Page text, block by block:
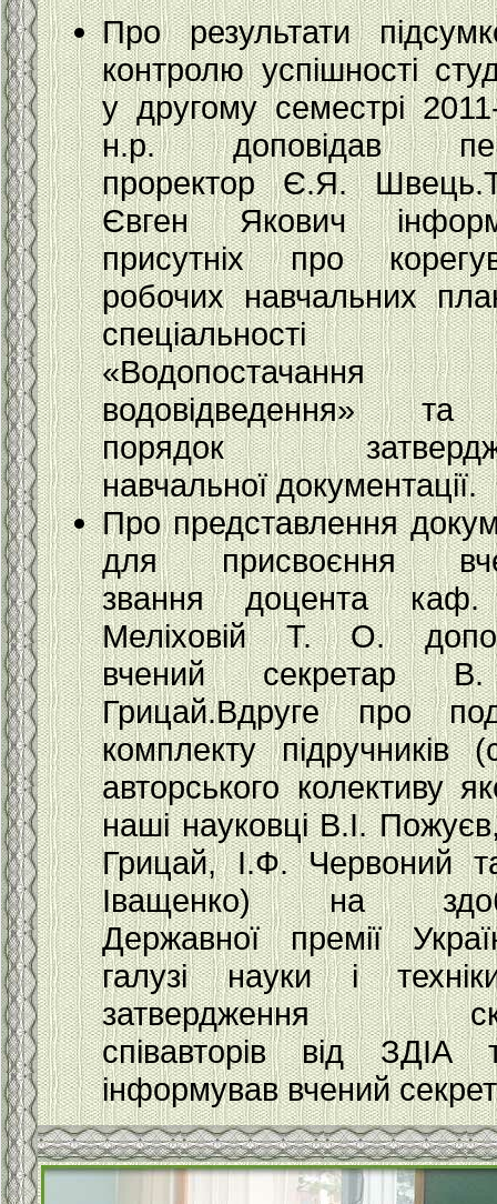
Про результати
контролю успішності
у другому семестрі
н.р. доповідав
проректор Є.Я.
Євген Якович
присутніх про
робочих навчальних
спеціальності
водовідведення»
порядок
навчальної документації.
Про представлення
для присвоєння
звання доцента
Меліховій Т. О.
вчений секретар
Грицай.Вдруге про
комплекту підручників
авторського колективу
наші науковці В.І.
Грицай, І.Ф. Червоний
Іващенко) на
Державної премії
галузі науки і
затвердження
співавторів від ЗДІА
інформував вчений